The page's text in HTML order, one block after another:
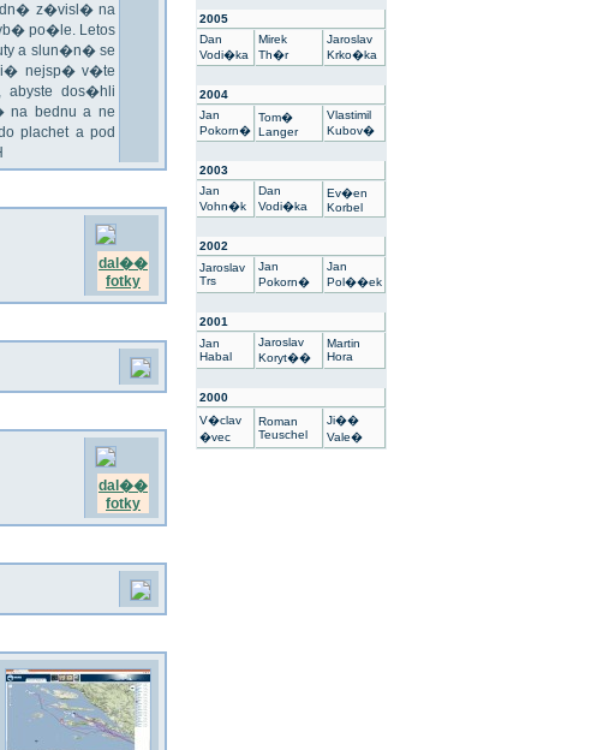
z�visl� na
po�le. Letos
a slun�n� se
ji� nejsp� v�te
dos�hli
bednu a ne
plachet a pod
dal��
fotky
dal��
fotky
2005
Dan
Vodi�ka
Mirek
Th�r
Jaroslav
Krko�ka
2004
Jan
Pokorn�
Tom�
Langer
Vlastimil
Kubov�
2003
Jan
Vohn�k
Dan
Vodi�ka
Ev�en
Korbel
2002
Jaroslav
Trs
Jan
Pokorn�
Jan
Pol��ek
2001
Jan
Habal
Jaroslav
Koryt��
Martin
Hora
2000
V�clav
�vec
Roman
Teuschel
Ji��
Vale�